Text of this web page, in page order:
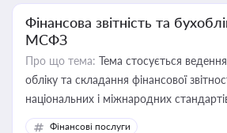
Фінансова звітність та
МСФЗ
Про що тема: Тема стосується
обліку та складання фінансової
національних і міжнародних
Фінансові послуги